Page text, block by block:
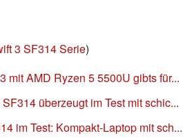
3 SF314 Serie)
mit AMD Ryzen 5 5500U gibts für...
überzeugt im Test mit schic...
im Test: Kompakt-Laptop mit sch...